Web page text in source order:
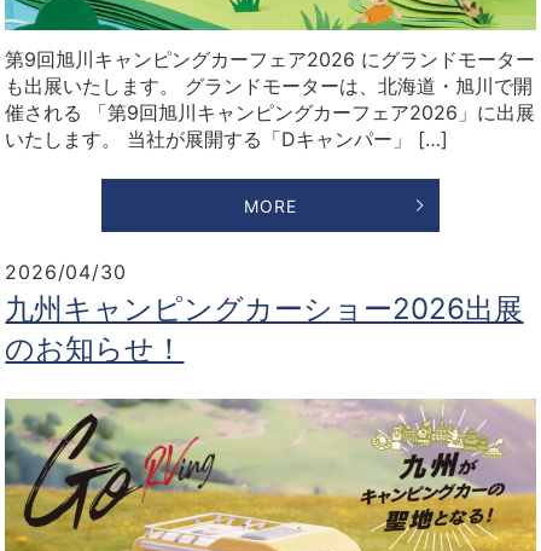
第9回旭川キャンピングカーフェア2026 にグランドモーター
も出展いたします。 グランドモーターは、北海道・旭川で開
催される 「第9回旭川キャンピングカーフェア2026」に出展
いたします。 当社が展開する「Dキャンパー」 […]
MORE
2026/04/30
九州キャンピングカーショー2026出展
のお知らせ！